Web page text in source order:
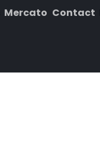
Mercato Contact